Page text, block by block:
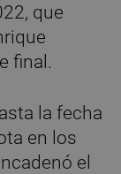
que
final.
la fecha
en los
el